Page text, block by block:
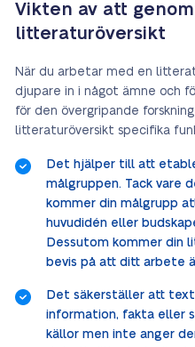
Vikten av att
litteraturöversikt
När du arbetar med en
djupare in i något ämne och
för den övergripande
litteraturöversikt specifika
Det hjälper till att
målgruppen. Tack vare
kommer din målgrupp
huvudidén eller
Dessutom kommer din
bevis på att ditt arbete
Det säkerställer att
information, fakta eller
källor men inte anger